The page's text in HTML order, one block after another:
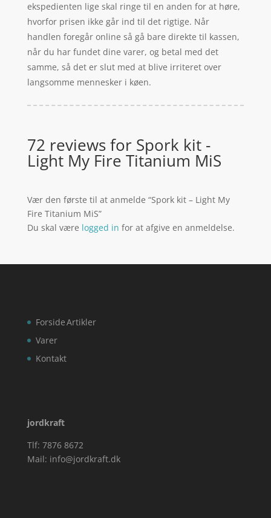
ekspedienten lige skal ringe til en anden for at høre,
hvorfor prisen ikke går ind til det rigtige. Når
handlen foregår online så gå bare direkte til kassen,
når du har fundet dine varer, og betal med det
samme, så det er slut med at blive irriteret over
langsomme mennesker i køen.
72 reviews for Spork kit -
Light My Fire Titanium MiS
Vær den første til at anmelde “Spork kit – Light My
Fire Titanium MiS”
Du skal være logged in for at afgive en anmeldelse.
Forside
Varer
Kontakt
Artikler
jordkraft
Tlf: 7876 8672
Mail: info@jordkraft.dk